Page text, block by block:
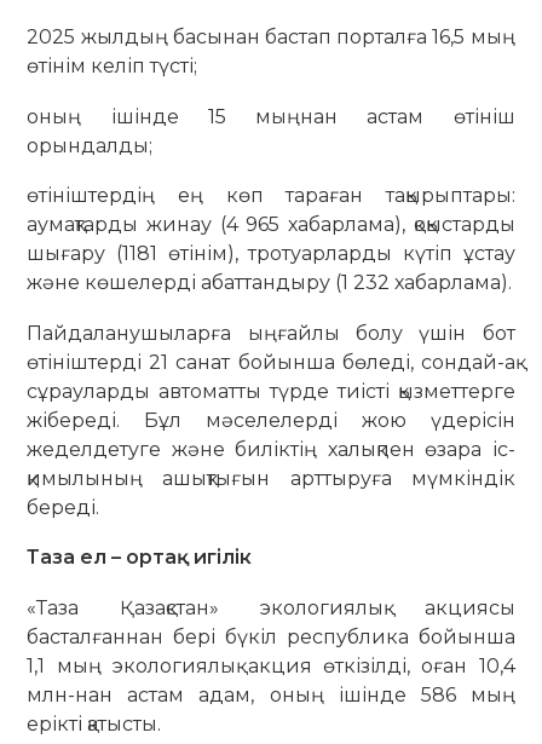
2025 жылдың басынан бастап порталға 16,5 мың
өтінім келіп түсті;
оның ішінде 15 мыңнан астам өтініш
орындалды;
өтініштердің ең көп тараған тақырыптары:
аумақтарды жинау (4 965 хабарлама), қоқыстарды
шығару (1181 өтінім), тротуарларды күтіп ұстау
және көшелерді абаттандыру (1 232 хабарлама).
Пайдаланушыларға ыңғайлы болу үшін бот
өтініштерді 21 санат бойынша бөледі, сондай-ақ
сұрауларды автоматты түрде тиісті қызметтерге
жібереді. Бұл мәселелерді жою үдерісін
жеделдетуге және биліктің халықпен өзара іс-
қимылының ашықтығын арттыруға мүмкіндік
береді.
Таза ел – ортақ игілік
«Таза Қазақстан» экологиялық акциясы
басталғаннан бері бүкіл республика бойынша
1,1 мың экологиялық акция өткізілді, оған 10,4
млн-нан астам адам, оның ішінде 586 мың
ерікті қатысты.